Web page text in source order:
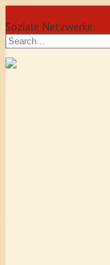
Soziale Netzwerke: